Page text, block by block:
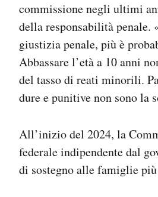
commissione negli ultimi
della responsabilità penale.
giustizia penale, più è
Abbassare l’età a 10 anni
del tasso di reati minorili.
dure e punitive non sono la
All’inizio del 2024, la
federale indipendente dal
di sostegno alle famiglie